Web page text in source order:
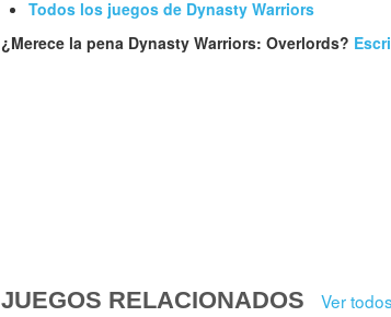
Todos los juegos de Dynasty Warriors
¿Merece la pena Dynasty Warriors: Overlords?
JUEGOS RELACIONADOS Ver todos